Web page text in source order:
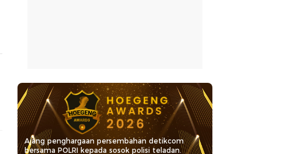
Ajang penghargaan persembahan detikcom
bersama POLRI kepada sosok polisi teladan.